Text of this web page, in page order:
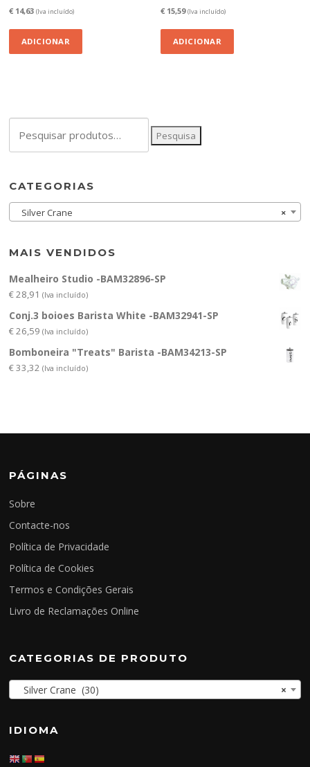
€ 14,63 (Iva incluído)
ADICIONAR
€ 15,59 (Iva incluído)
ADICIONAR
por:
Pesquisa
CATEGORIAS
×
Silver Crane
MAIS VENDIDOS
Mealheiro Studio -BAM32896-SP
€28,91 (Iva incluído)
Conj.3 boioes Barista White -BAM32941-SP
€26,59 (Iva incluído)
Bomboneira "Treats" Barista -BAM34213-SP
€33,32 (Iva incluído)
PÁGINAS
Sobre
Contacte-nos
Política de Privacidade
Política de Cookies
Termos e Condições Gerais
Livro de Reclamações Online
CATEGORIAS DE PRODUTO
×
Silver Crane (30)
IDIOMA